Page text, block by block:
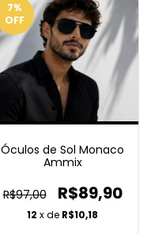
7%
OFF
Óculos de Sol Monaco
Ammix
R$97,00 R$89,90
12 x de R$10,18